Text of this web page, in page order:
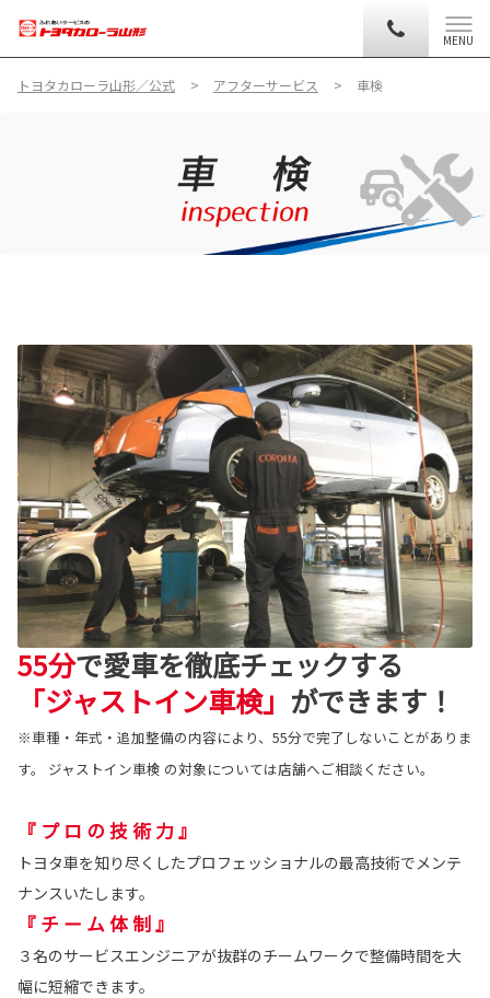
MENU
トヨタカローラ山形／公式 アフターサービス 車検
55分で愛車を徹底チェックする
「ジャストイン車検」 ができます！
※車種・年式・追加整備の内容により、55分で完了しないことがありま
す。 ジャストイン車検 の対象については店舗へご相談ください。
『 プ ロ の 技 術 力 』
トヨタ車を知り尽くしたプロフェッショナルの最高技術でメンテ
ナンスいたします。
『 チ ー ム 体 制 』
３名のサービスエンジニアが抜群のチームワークで整備時間を大
幅に短縮できます。